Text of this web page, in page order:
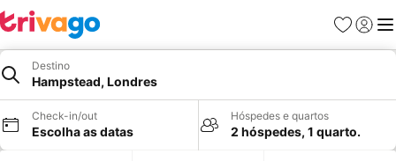
Favoritos
Iniciar
Destino
Hampstead, Londres
Check-in/out
Escolha as datas
Hóspedes e quartos
2 hóspedes, 1 quarto.